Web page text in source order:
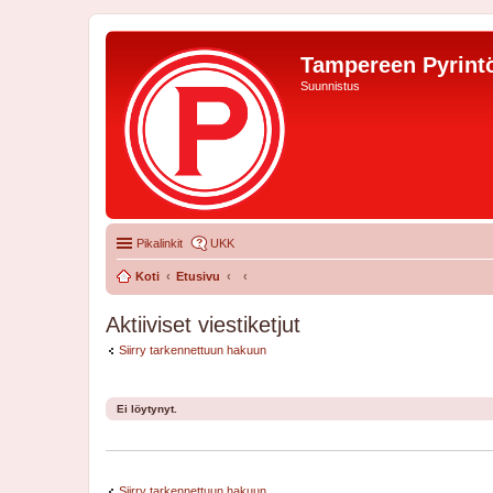
Tampereen
Suunnistus
Pikalinkit UKK
Koti Etusivu
Aktiiviset viestiketjut
Siirry tarkennettuun hakuun
Ei löytynyt.
Siirry tarkennettuun hakuun